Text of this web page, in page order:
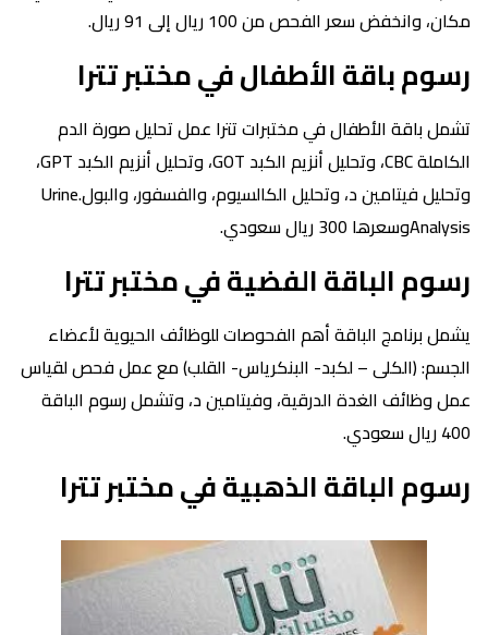
مكان، وانخفض سعر الفحص من 100 ريال إلى 91 ريال.
رسوم باقة الأطفال في مختبر تترا
تشمل باقة الأطفال في مختبرات تترا عمل تحليل صورة الدم
الكاملة CBC، وتحليل أنزيم الكبد GOT، وتحليل أنزيم الكبد GPT،
وتحليل فيتامين د، وتحليل الكالسيوم، والفسفور، والبول.Urine
Analysisوسعرها 300 ريال سعودي.
رسوم الباقة الفضية في مختبر تترا
يشمل برنامج الباقة أهم الفحوصات للوظائف الحيوية لأعضاء
الجسم: (الكلى – لكبد- البنكرياس- القلب) مع عمل فحص لقياس
عمل وظائف الغدة الدرقية، وفيتامين د، وتشمل رسوم الباقة
400 ريال سعودي.
رسوم الباقة الذهبية في مختبر تترا